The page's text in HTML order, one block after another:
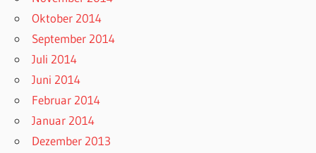
Oktober 2014
September 2014
Juli 2014
Juni 2014
Februar 2014
Januar 2014
Dezember 2013